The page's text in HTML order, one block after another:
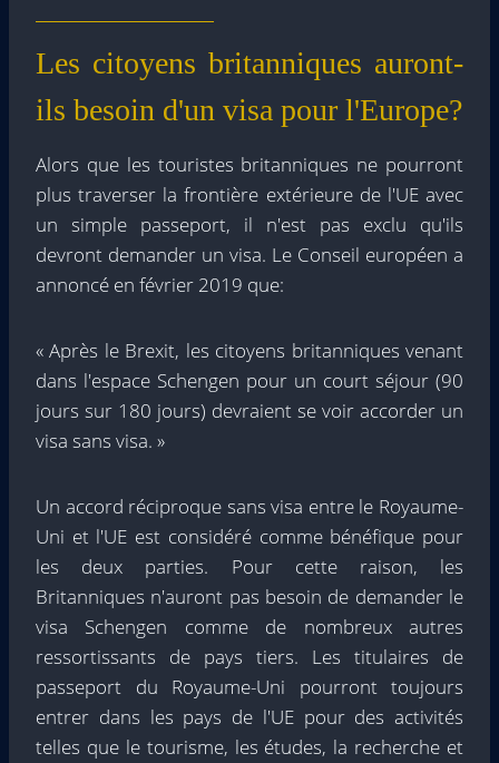
Les citoyens britanniques auront-
ils besoin d'un visa pour l'Europe?
Alors que les touristes britanniques ne pourront
plus traverser la frontière extérieure de l'UE avec
un simple passeport, il n'est pas exclu qu'ils
devront demander un visa. Le Conseil européen a
annoncé en février 2019 que:
« Après le Brexit, les citoyens britanniques venant
dans l'espace Schengen pour un court séjour (90
jours sur 180 jours) devraient se voir accorder un
visa sans visa. »
Un accord réciproque sans visa entre le Royaume-
Uni et l'UE est considéré comme bénéfique pour
les deux parties. Pour cette raison, les
Britanniques n'auront pas besoin de demander le
visa Schengen comme de nombreux autres
ressortissants de pays tiers. Les titulaires de
passeport du Royaume-Uni pourront toujours
entrer dans les pays de l'UE pour des activités
telles que le tourisme, les études, la recherche et